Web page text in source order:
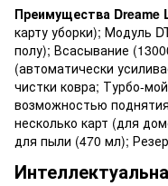
Преимущества Dreame
карту уборки); Модуль
полу); Всасывание
(автоматически
чистки ковра; Турбо-
возможностью
несколько карт (для
для пыли (470 мл);